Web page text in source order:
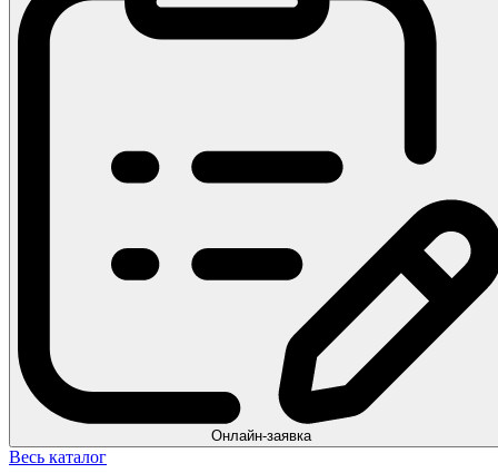
Онлайн-заявка
Весь каталог